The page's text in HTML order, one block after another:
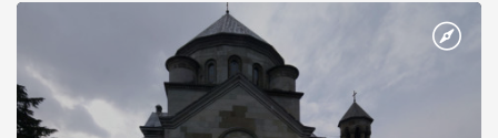
Херсонесі Володимир-язичник, став Василем-християнином.
А потім було Хрещення Русі. На честь Херсонесу Таврійського